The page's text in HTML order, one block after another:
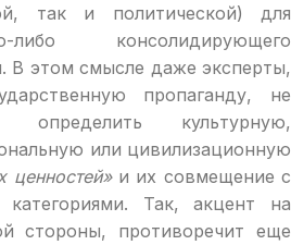
так и политической) для
либо консолидирующего
В этом смысле даже эксперты,
пропаганду, не
определить культурную,
или цивилизационную
ценностей»и их совмещение с
категориями. Так, акцент на
стороны, противоречит еще